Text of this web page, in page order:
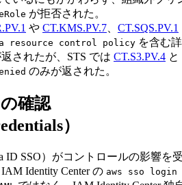
が拒否された。
や CT.KMS.PV.7
CT.SQS.PV.1
resource control policy を含む詳
されたが、STS では CT.S3.PV.4 と
のみが返された。
確認
）
ID SSO）がコントロールの影響を
Identity Center の aws sso login